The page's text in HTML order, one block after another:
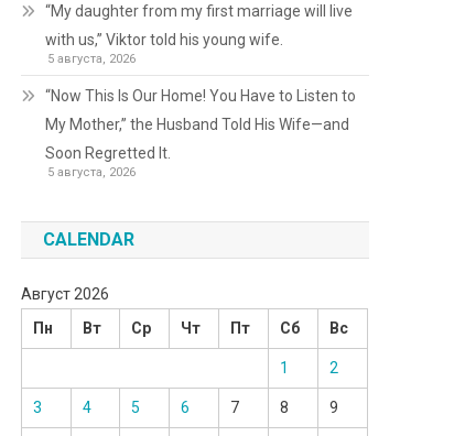
“My daughter from my first marriage will live
with us,” Viktor told his young wife.
5 августа, 2026
“Now This Is Our Home! You Have to Listen to
My Mother,” the Husband Told His Wife—and
Soon Regretted It.
5 августа, 2026
CALENDAR
Август 2026
Пн
Вт Ср Чт Пт Сб Вс
1 2
3 4 5 6 7 8 9